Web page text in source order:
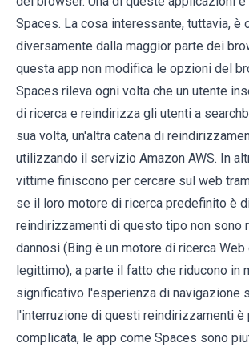
Spaces. La cosa interessante, tuttavia, è
diversamente dalla maggior parte dei
questa app non modifica le opzioni del
Spaces rileva ogni volta che un utente
di ricerca e reindirizza gli utenti a
sua volta, un'altra catena di
utilizzando il servizio Amazon AWS. In
vittime finiscono per cercare sul web
se il loro motore di ricerca predefinito è
reindirizzamenti di questo tipo non sono
dannosi (Bing è un motore di ricerca
legittimo), a parte il fatto che riducono in
significativo l'esperienza di navigazione
l'interruzione di questi reindirizzamenti è
complicata, le app come Spaces sono